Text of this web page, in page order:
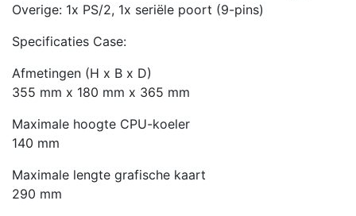
Overige: 1x PS/2, 1x seriële poort (9-pins)
Specificaties Case:
Afmetingen (H x B x D)
355 mm x 180 mm x 365 mm
Maximale hoogte CPU-koeler
140 mm
Maximale lengte grafische kaart
290 mm